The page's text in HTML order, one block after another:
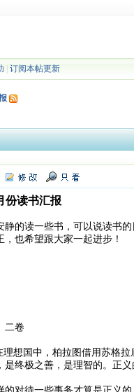
|订阅本帖更新
份读书汇报
静的读一些书，可以说读书
，也希望跟大家一起进步！
二卷
理想国中，柏拉图借用苏格
是终极之善，是理智的。正
的对待一些事务才算是正义